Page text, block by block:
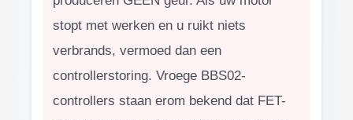
stopt met werken en u ruikt niets
verbrands, vermoed dan een
controllerstoring. Vroege BBS02-
controllers staan erom bekend dat FET-